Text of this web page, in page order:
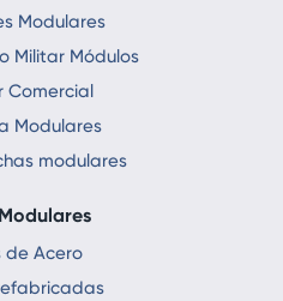
Modulares
Militar Módulos
Comercial
Modulares
modulares
de Acero